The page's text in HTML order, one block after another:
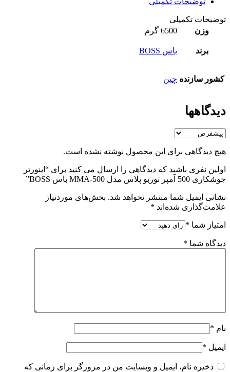
توضیحات تکمیلی
وزن
6500 گرم
برند باس BOSS
کشور سازنده چین
دیدگاهها
هیچ دیدگاهی برای این محصول نوشته نشده است.
اولین نفری باشید که دیدگاهی را ارسال می کنید برای “اینورتر
جوشکاری 500 آمپر توربو پلاس مدل MMA-500 باس BOSS”
نشانی ایمیل شما منتشر نخواهد شد. بخش‌های موردنیاز
علامت‌گذاری شده‌اند *
امتیاز شما *
دیدگاه شما *
نام *
ایمیل *
ذخیره نام، ایمیل و وبسایت من در مرورگر برای زمانی که